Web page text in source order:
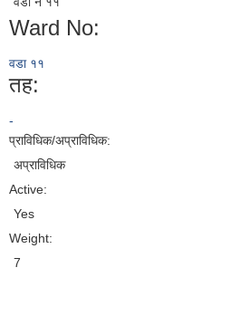
Ward No:
वडा ११
तह:
-
प्राविधिक/अप्राविधिक:
अप्राविधिक
Active:
Yes
Weight:
7